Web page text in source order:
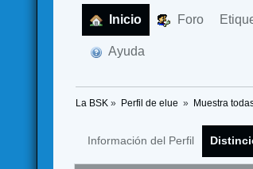
Inicio Foro
Ayuda
La BSK » Perfil de elue » Muestra
Información del Perfil